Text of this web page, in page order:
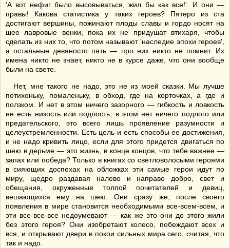
'А вот нефиг было высовываться, жил бы как все!'. И они —
правы! Какова статистика у таких героев? Пятеро из ста
достигают вершины, пожинают плоды славы и гордо носят на
шее лавровые венки, пока их не придушат втихаря, чтобы
сделать из них то, что потом называют 'наследие эпохи героев',
а остальные девяносто пять — про них никто не помнит. Их
имена никто не знает, никто не в курсе даже, что они вообще
были на свете.
Нет, мне такого не надо, это не из моей сказки. Мы лучше
потихоньку, помаленьку, в обход, где на корточках, а где и
ползком. И нет в этом ничего зазорного — гибкость и ловкость
не есть низость или подлость, в этом нет ничего подлого или
предательского, это всего лишь проявление разумности и
целеустремленности. Есть цель и есть способы ее достижения,
и не надо кривить лицо, если для этого придется двигаться по
шею в дерьме — это жизнь, в конце концов, что тебе важнее —
запах или победа? Только в книгах со светловолосыми героями
в сияющих доспехах на обложках эти самые герои идут по
миру, щедро раздавая налево и направо добро, свет и
обещания, окруженные толпой почитателей и девиц,
вешающихся ему на шею. Они сразу же, после своего
появления в мире становится необходимыми все-всем-всем, и
эти все-все-все недоумевают — как же это они до этого жили
без этого героя? Они изобретают колесо, побеждают всех и
вся, и открывают двери в покои сильных мира сего, считая, что
так и надо.